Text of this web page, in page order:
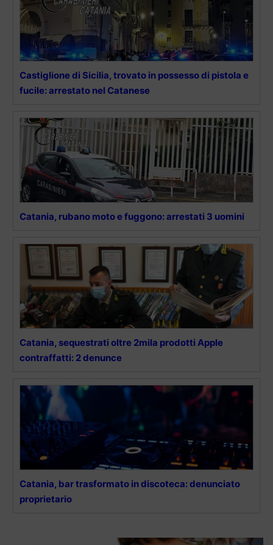
Castiglione di Sicilia, trovato in possesso di pistola e
fucile: arrestato nel Catanese
Catania, rubano moto e fuggono: arrestati 3 uomini
Catania, sequestrati oltre 2mila prodotti Apple
contraffatti: 2 denunce
Catania, bar trasformato in discoteca: denunciato
proprietario